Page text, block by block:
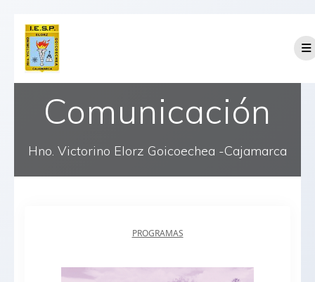
Comunicación
Hno. Victorino Elorz Goicoechea -Cajamarca
PROGRAMAS